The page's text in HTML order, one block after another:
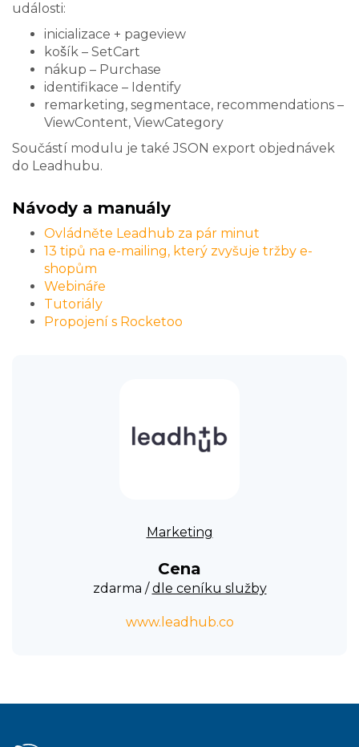
události:
inicializace + pageview
košík – SetCart
nákup – Purchase
identifikace – Identify
remarketing, segmentace, recommendations –
ViewContent, ViewCategory
Součástí modulu je také JSON export objednávek
do Leadhubu.
Návody a manuály
Ovládněte Leadhub za pár minut
13 tipů na e-mailing, který zvyšuje tržby e-
shopům
Webináře
Tutoriály
Propojení s Rocketoo
Marketing
Cena
zdarma /dle ceníku služby
www.leadhub.co